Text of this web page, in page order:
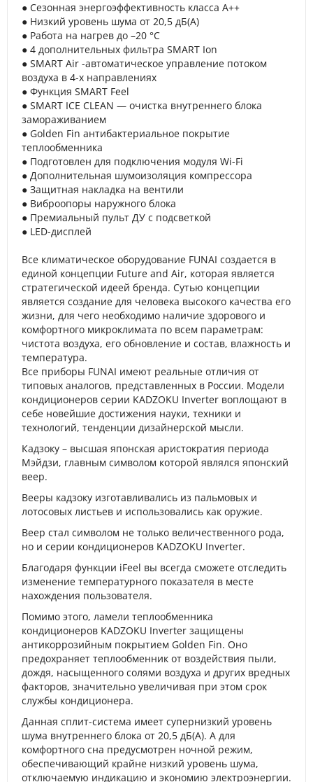
● Сезонная энергоэффективность класса А++
● Низкий уровень шума от 20,5 дБ(А)
● Работа на нагрев до –20 °С
● 4 дополнительных фильтра SMART Ion
● SMART Air -автоматическое управление потоком
воздуха в 4-х направлениях
● Функция SMART Feel
● SMART ICE CLEAN — очистка внутреннего блока
замораживанием
● Golden Fin антибактериальное покрытие
теплообменника
● Подготовлен для подключения модуля Wi-Fi
● Дополнительная шумоизоляция компрессора
● Защитная накладка на вентили
● Виброопоры наружного блока
● Премиальный пульт ДУ с подсветкой
● LED-дисплей
Все климатическое оборудование FUNAI создается в
единой концепции Future and Air, которая является
стратегической идеей бренда. Сутью концепции
является создание для человека высокого качества его
жизни, для чего необходимо наличие здорового и
комфортного микроклимата по всем параметрам:
чистота воздуха, его обновление и состав, влажность и
температура.
Все приборы FUNAI имеют реальные отличия от
типовых аналогов, представленных в России. Модели
кондиционеров серии KADZOKU Inverter воплощают в
себе новейшие достижения науки, техники и
технологий, тенденции дизайнерской мысли.
Кадзоку – высшая японская аристократия периода
Мэйдзи, главным символом которой являлся японский
веер.
Вееры кадзоку изготавливались из пальмовых и
лотосовых листьев и использовались как оружие.
Веер стал символом не только величественного рода,
но и серии кондиционеров KADZOKU Inverter.
Благодаря функции iFeel вы всегда сможете отследить
изменение температурного показателя в месте
нахождения пользователя.
Помимо этого, ламели теплообменника
кондиционеров KADZOKU Inverter защищены
антикоррозийным покрытием Golden Fin. Оно
предохраняет теплообменник от воздействия пыли,
дождя, насыщенного солями воздуха и других вредных
факторов, значительно увеличивая при этом срок
службы кондиционера.
Данная сплит-система имеет супернизкий уровень
шума внутреннего блока от 20,5 дБ(А). А для
комфортного сна предусмотрен ночной режим,
обеспечивающий крайне низкий уровень шума,
отключаемую индикацию и экономию электроэнергии.